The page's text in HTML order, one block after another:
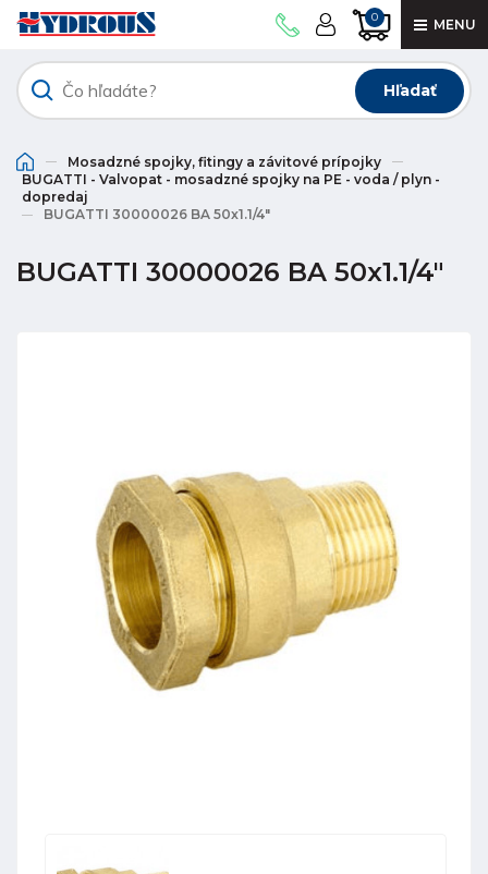
0 MENU
Hľadať
Mosadzné spojky, fitingy a závitové prípojky
BUGATTI - Valvopat - mosadzné spojky na PE - voda / plyn -
dopredaj
BUGATTI 30000026 BA 50x1.1/4"
BUGATTI 30000026 BA 50x1.1/4"